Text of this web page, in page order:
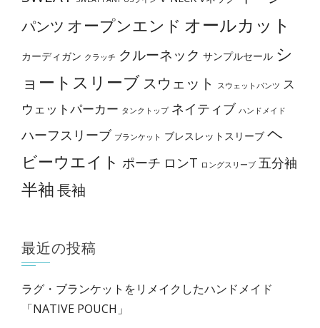
択
で
ま
す
パンツ オープンエンド オールカット
カーディガン クラッチ クルーネック サンプルセール シ
ョートスリーブスウェット スウェットパンツ ス
ウェットパーカー タンクトップ ネイティブ ハンドメイド
ハーフスリーブ ブランケット ブレスレットスリーブ ヘ
ビーウエイト ポーチ ロンT ロングスリーブ 五分袖
半袖長袖
最近の投稿
ラグ・ブランケットをリメイクしたハンドメイド
「NATIVE POUCH」